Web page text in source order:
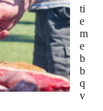
ti
e
m
e
b
b
q
v